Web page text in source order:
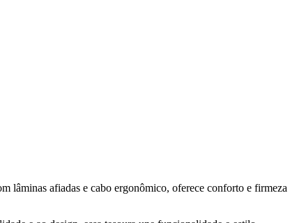
lâminas afiadas e cabo ergonômico, oferece conforto e firmeza